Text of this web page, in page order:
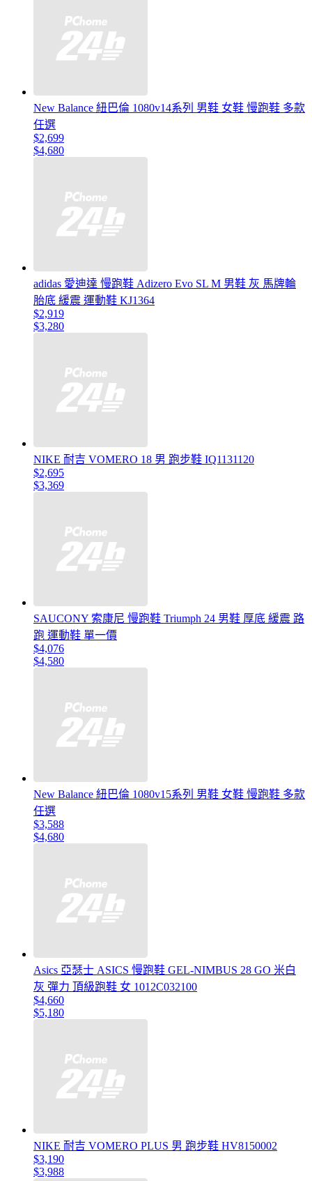
New Balance 紐巴倫 1080v14系列 男鞋 女鞋 慢跑鞋 多款
任選
$2,699
$4,680
adidas 愛迪達 慢跑鞋 Adizero Evo SL M 男鞋 灰 馬牌輪
胎底 緩震 運動鞋 KJ1364
$2,919
$3,280
NIKE 耐吉 VOMERO 18 男 跑步鞋 IQ1131120
$2,695
$3,369
SAUCONY 索康尼 慢跑鞋 Triumph 24 男鞋 厚底 緩震 路
跑 運動鞋 單一價
$4,076
$4,580
New Balance 紐巴倫 1080v15系列 男鞋 女鞋 慢跑鞋 多款
任選
$3,588
$4,680
Asics 亞瑟士 ASICS 慢跑鞋 GEL-NIMBUS 28 GO 米白
灰 彈力 頂級跑鞋 女 1012C032100
$4,660
$5,180
NIKE 耐吉 VOMERO PLUS 男 跑步鞋 HV8150002
$3,190
$3,988